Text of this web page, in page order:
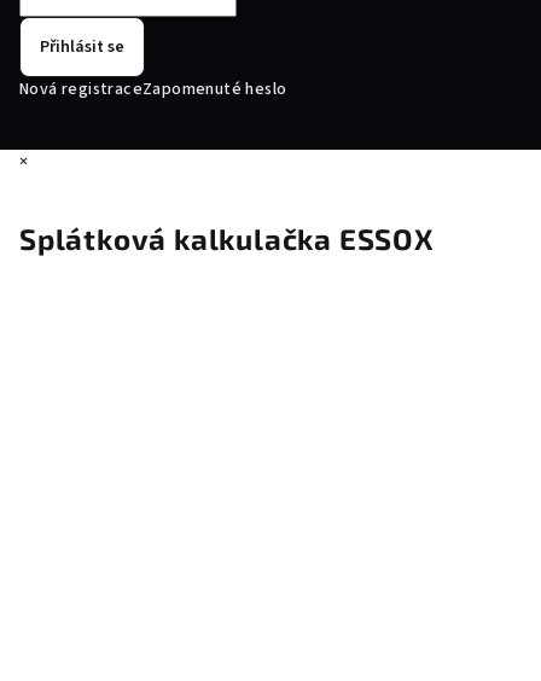
Přihlásit se
Nová registraceZapomenuté heslo
×
Splátková kalkulačka ESSOX